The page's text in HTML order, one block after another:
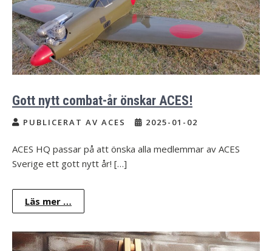
Gott nytt combat-år önskar ACES!
PUBLICERAT AV ACES 2025-01-02
ACES HQ passar på att önska alla medlemmar av ACES
Sverige ett gott nytt år! […]
Läs mer …